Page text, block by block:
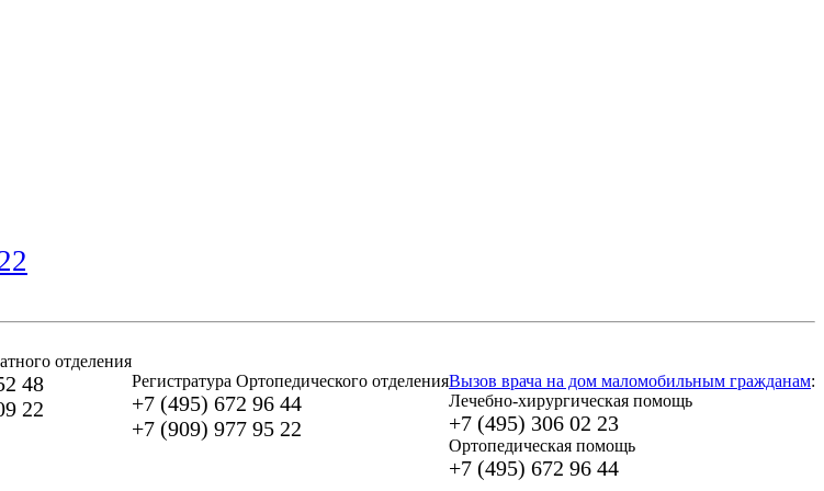
отделения
48
22
Регистратура Ортопедического отделения
+7 (495) 672 96 44
+7 (909) 977 95 22
Вызов врача на дом маломобильным гражданам:
Лечебно-хирургическая помощь
+7 (495) 306 02 23
Ортопедическая помощь
+7 (495) 672 96 44